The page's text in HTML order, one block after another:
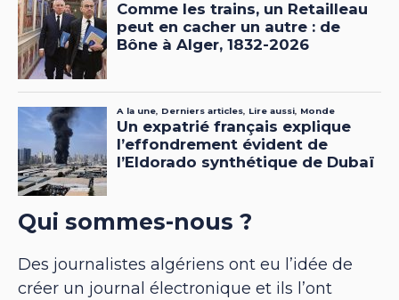
Qui sommes-nous ?
Des journalistes algériens ont eu l’idée de
créer un journal électronique et ils l’ont